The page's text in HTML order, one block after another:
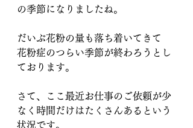
の季節になりましたね。
だいぶ花粉の量も落ち着いてきて
花粉症のつらい季節が終わろうとし
ております。
さて、ここ最近お仕事のご依頼が少
なく時間だけはたくさんあるという
状況です。